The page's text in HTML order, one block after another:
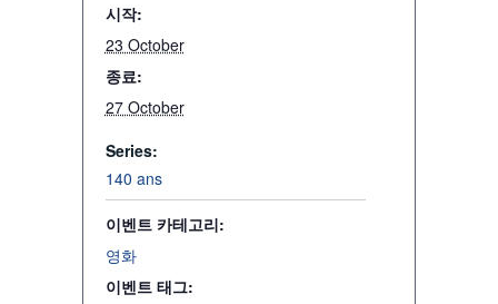
시작:
23 October
종료:
27 October
Series:
140 ans
이벤트 카테고리:
영화
이벤트 태그: